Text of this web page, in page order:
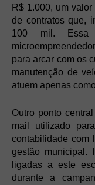
R$ 1.000, um
de contratos que,
100 mil. Essa
para arcar com os
manutenção de
atuem apenas
Outro ponto
mail utilizado
contabilidade com
gestão municipal.
ligadas a este
durante a